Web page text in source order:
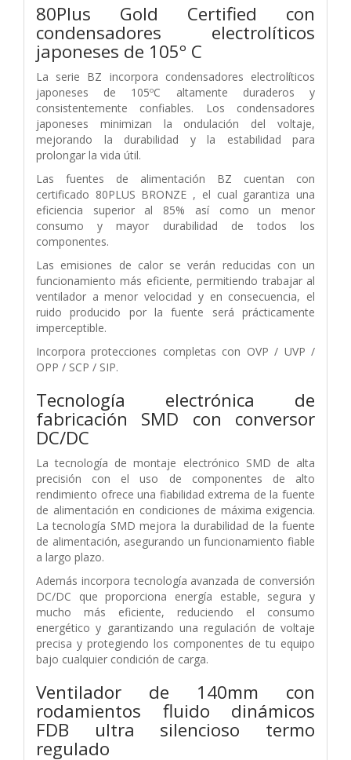
80Plus Gold Certified con
condensadores electrolíticos
japoneses de 105º C
La serie BZ incorpora condensadores electrolíticos
japoneses de 105ºC altamente duraderos y
consistentemente confiables. Los condensadores
japoneses minimizan la ondulación del voltaje,
mejorando la durabilidad y la estabilidad para
prolongar la vida útil.
Las fuentes de alimentación BZ cuentan con
certificado 80PLUS BRONZE , el cual garantiza una
eficiencia superior al 85% así como un menor
consumo y mayor durabilidad de todos los
componentes.
Las emisiones de calor se verán reducidas con un
funcionamiento más eficiente, permitiendo trabajar al
ventilador a menor velocidad y en consecuencia, el
ruido producido por la fuente será prácticamente
imperceptible.
Incorpora protecciones completas con OVP / UVP /
OPP / SCP / SIP.
Tecnología electrónica de
fabricación SMD con conversor
DC/DC
La tecnología de montaje electrónico SMD de alta
precisión con el uso de componentes de alto
rendimiento ofrece una fiabilidad extrema de la fuente
de alimentación en condiciones de máxima exigencia.
La tecnología SMD mejora la durabilidad de la fuente
de alimentación, asegurando un funcionamiento fiable
a largo plazo.
Además incorpora tecnología avanzada de conversión
DC/DC que proporciona energía estable, segura y
mucho más eficiente, reduciendo el consumo
energético y garantizando una regulación de voltaje
precisa y protegiendo los componentes de tu equipo
bajo cualquier condición de carga.
Ventilador de 140mm con
rodamientos fluido dinámicos
FDB ultra silencioso termo
regulado